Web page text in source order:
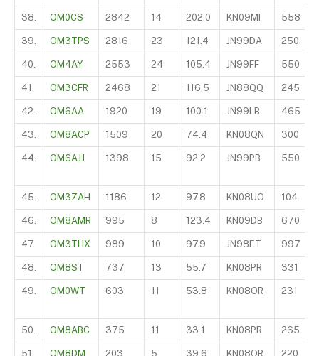
38. OM0CS 2842 14 202.0 KN09MI 558
39. OM3TPS 2816 23 121.4 JN99DA 250
40. OM4AY 2553 24 105.4 JN99FF 550
41. OM3CFR 2468 21 116.5 JN88QQ 245
42. OM6AA 1920 19 100.1 JN99LB 465
43. OM8ACP 1509 20 74.4 KN08QN 300
44. OM6AJJ 1398 15 92.2 JN99PB 550
45. OM3ZAH 1186 12 97.8 KN08UO 104
46. OM8AMR 995 8 123.4 KN09DB 670
47. OM3THX 989 10 97.9 JN98ET 997
48. OM8ST 737 13 55.7 KN08PR 331
49. OM0WT 603 11 53.8 KN08OR 231
50. OM8ABC 375 11 33.1 KN08PR 265
51. OM8DM 203 5 39.6 KN08OR 220